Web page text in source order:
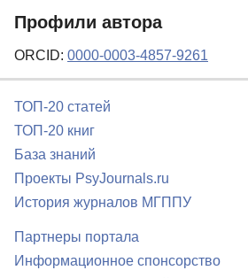
Профили автора
ORCID: 0000-0003-4857-9261
ТОП-20 статей
ТОП-20 книг
База знаний
Проекты PsyJournals.ru
История журналов МГППУ
Партнеры портала
Информационное спонсорство